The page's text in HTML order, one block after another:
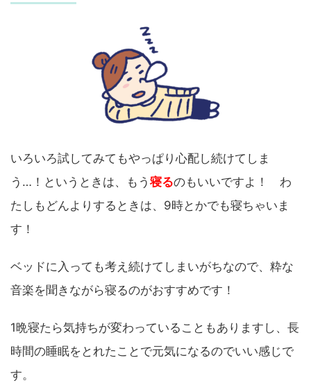
いろいろ試してみてもやっぱり心配し続けてしま
う…！というときは、もう寝るのもいいですよ！ わ
たしもどんよりするときは、9時とかでも寝ちゃいま
す！
ベッドに入っても考え続けてしまいがちなので、粋な
音楽を聞きながら寝るのがおすすめです！
1晩寝たら気持ちが変わっていることもありますし、長
時間の睡眠をとれたことで元気になるのでいい感じで
す。